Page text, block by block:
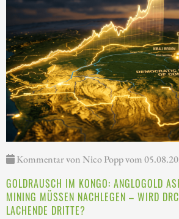
Kommentar von Nico Popp vom
GOLDRAUSCH IM KONGO: ANGLOGOLD
MINING MÜSSEN NACHLEGEN – WIRD
LACHENDE DRITTE?